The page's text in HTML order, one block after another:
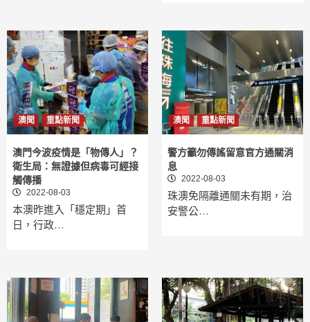
澳聞 重點新聞
澳門今波疫情是「物傳人」？
衛生局：無證據但病毒可經接
觸傳播
2022-08-03
本澳昨進入「穩定期」首
日，行政…
澳聞 重點新聞
警方籲勿傳謠留意官方通關消
息
2022-08-03
珠澳免隔離通關未有期，治
安警公…